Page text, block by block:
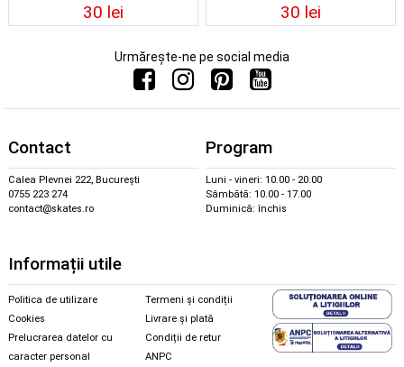
30 lei 30 lei
Urmărește-ne pe social media
Contact
Calea Plevnei 222, București
0755 223 274
contact@skates.ro
Program
Luni - vineri: 10.00 - 20.00
Sâmbătă: 10.00 - 17.00
Duminică: închis
Informații utile
Politica de utilizare
Cookies
Prelucrarea datelor cu
caracter personal
Termeni și condiții
Livrare și plată
Condiții de retur
ANPC